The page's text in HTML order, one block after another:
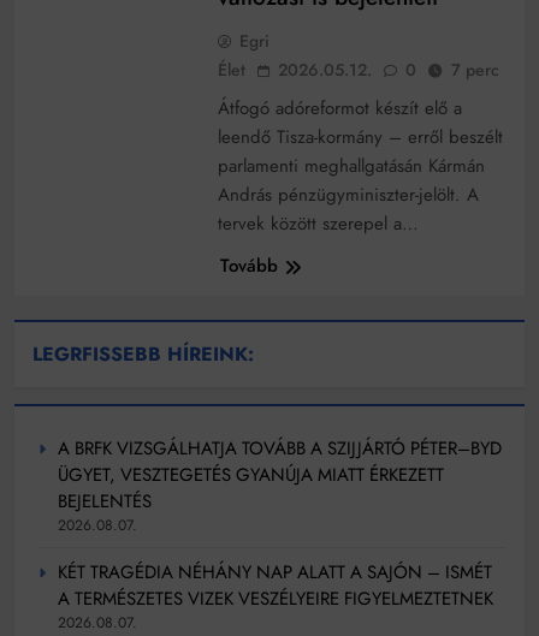
működik, ha jól van felújítva
Ingatlanpiaci szakértők szerint akár 5 százalékkal is
nőhetnek a bérleti díjak a ponthatárhirdetés után az
Munkácsy nem Krisztust szépítette meg: minket
Ahol köszönnek, ott még van város
Amikor a Tetris boldogabbá tesz, mint a szerelem
Ki akarsz törni. De miből?
Az ördög még mindig Pradát visel. De te miért öltözöl
hozzá?
Móricz Zsigmond: falusi író vagy boncmester?
as években
Bitumenes lapostetők: a bevált technológia akkor
működik, ha jól van felújítva
Egri
Élet
2026.05.12. 0 7 perc
Átfogó adóreformot készít elő a
leendő Tisza-kormány – erről beszélt
parlamenti meghallgatásán Kármán
András pénzügyminiszter-jelölt. A
tervek között szerepel a…
Tovább
LEGRFISSEBB HÍREINK:
A BRFK VIZSGÁLHATJA TOVÁBB A SZIJJÁRTÓ PÉTER–BYD
ÜGYET, VESZTEGETÉS GYANÚJA MIATT ÉRKEZETT
BEJELENTÉS
2026.08.07.
KÉT TRAGÉDIA NÉHÁNY NAP ALATT A SAJÓN – ISMÉT
A TERMÉSZETES VIZEK VESZÉLYEIRE FIGYELMEZTETNEK
2026.08.07.